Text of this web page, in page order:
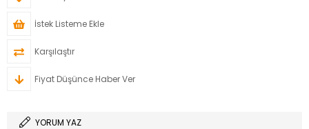
İstek Listeme Ekle
Karşılaştır
Fiyat Düşünce Haber Ver
YORUM YAZ